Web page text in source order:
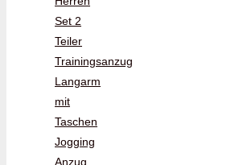
Set 2
Teiler
Trainingsanzug
Langarm
mit
Taschen
Jogging
Anzug